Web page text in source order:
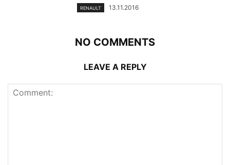
RENAULT 13.11.2016
NO COMMENTS
LEAVE A REPLY